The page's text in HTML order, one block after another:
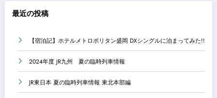
最近の投稿
【宿泊記】ホテルメトロポリタン盛岡 DXシングルに泊まってみた!!
2024年度 JR九州 夏の臨時列車情報
JR東日本 夏の臨時列車情報 東北本部編